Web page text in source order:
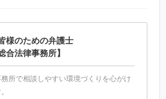
様のための弁護士
合法律事務所】
所で相談しやすい環境づくりを心がけ